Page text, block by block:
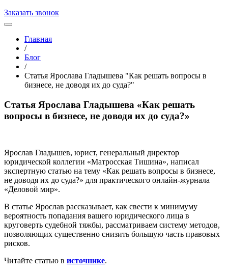
Заказать звонок
Главная
/
Блог
/
Статья Ярослава Гладышева "Как решать вопросы в
бизнесе, не доводя их до суда?"
Статья Ярослава Гладышева «Как решать
вопросы в бизнесе, не доводя их до суда?»
Ярослав Гладышев, юрист, генеральный директор
юридической коллегии «Матросская Тишина», написал
экспертную статью на тему «Как решать вопросы в бизнесе,
не доводя их до суда?» для практического онлайн-журнала
«Деловой мир».
В статье Ярослав рассказывает, как свести к минимуму
вероятность попадания вашего юридического лица в
круговерть судебной тяжбы, рассматриваем систему методов,
позволяющих существенно снизить большую часть правовых
рисков.
Читайте статью в источнике.